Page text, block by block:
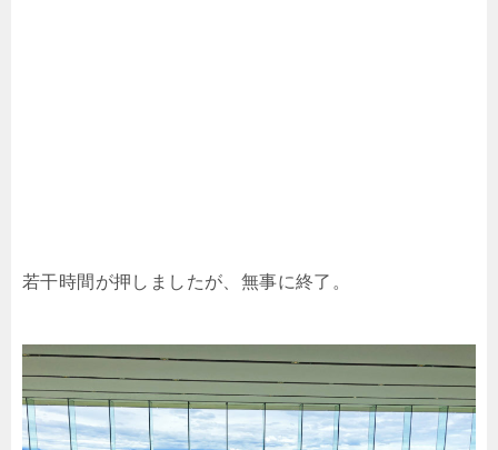
若干時間が押しましたが、無事に終了。